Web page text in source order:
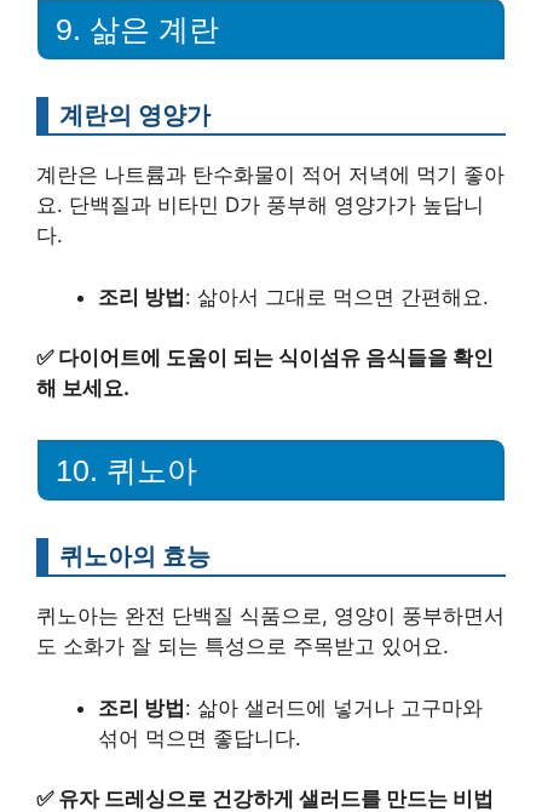
9. 삶은 계란
계란의 영양가
계란은 나트륨과 탄수화물이 적어 저녁에 먹기 좋아
요. 단백질과 비타민 D가 풍부해 영양가가 높답니
다.
조리 방법: 삶아서 그대로 먹으면 간편해요.
✅ 다이어트에 도움이 되는 식이섬유 음식들을 확인
해 보세요.
10. 퀴노아
퀴노아의 효능
퀴노아는 완전 단백질 식품으로, 영양이 풍부하면서
도 소화가 잘 되는 특성으로 주목받고 있어요.
조리 방법: 삶아 샐러드에 넣거나 고구마와
섞어 먹으면 좋답니다.
✅ 유자 드레싱으로 건강하게 샐러드를 만드는 비법